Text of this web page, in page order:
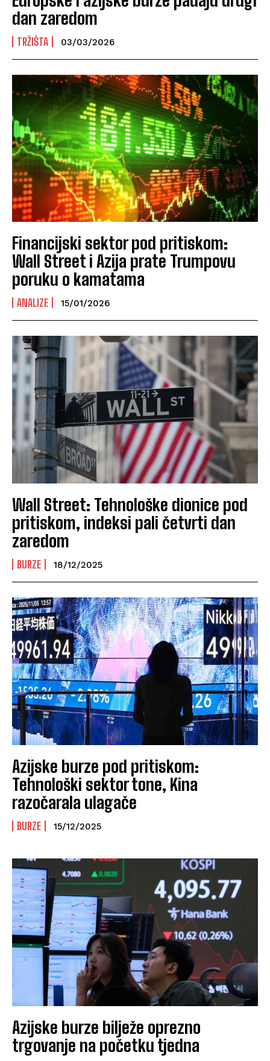
dan zaredom
TRŽIŠTA 03/03/2026
Financijski sektor pod pritiskom:
Wall Street i Azija prate Trumpovu
poruku o kamatama
ANALIZE 15/01/2026
Wall Street: Tehnološke dionice pod
pritiskom, indeksi pali četvrti dan
zaredom
BURZE 18/12/2025
Azijske burze pod pritiskom:
Tehnološki sektor tone, Kina
razočarala ulagače
BURZE 15/12/2025
Azijske burze bilježe oprezno
trgovanje na početku tjedna